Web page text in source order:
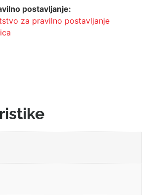
postavljanje:
za pravilno postavljanje